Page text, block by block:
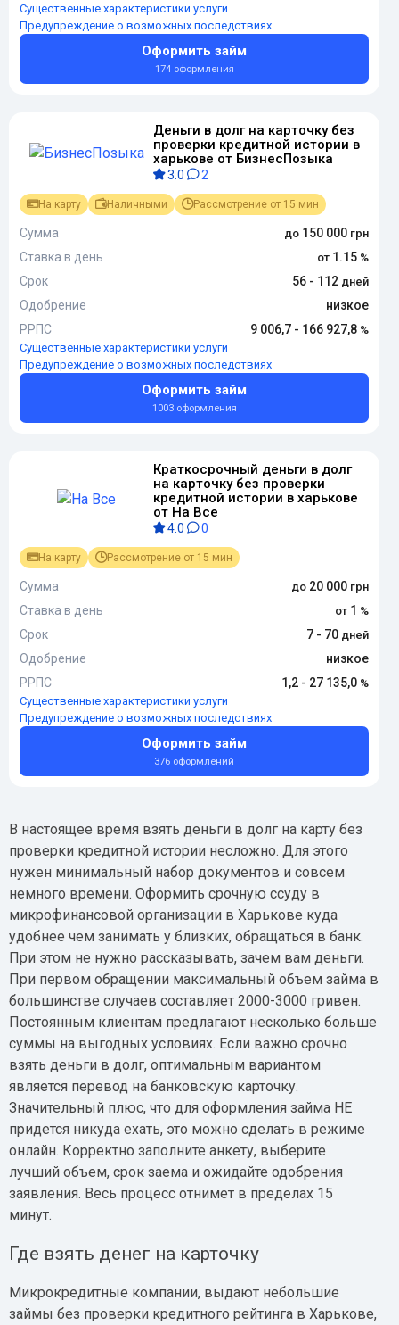
Существенные характеристики услуги
Предупреждение о возможных последствиях
Оформить займ
174 оформления
Деньги в долг на карточку без
проверки кредитной истории в
харькове от БизнесПозыка
3.0 2
На карту Наличными Рассмотрение от 15 мин
Сумма
150 000
Ставка в день
1.15
Срок
56 - 112
Одобрение
низкое
РРПС
9 006,7 - 166 927,8
Существенные характеристики услуги
Предупреждение о возможных последствиях
Оформить займ
1003 оформления
Краткосрочный деньги в долг
на карточку без проверки
кредитной истории в харькове
от На Все
4.0 0
На карту Рассмотрение от 15 мин
Сумма
20 000
Ставка в день
1
Срок
7 - 70
Одобрение
низкое
РРПС
1,2 - 27 135,0
Существенные характеристики услуги
Предупреждение о возможных последствиях
Оформить займ
376 оформлений
В настоящее время взять деньги в долг на карту без
проверки кредитной истории несложно. Для этого
нужен минимальный набор документов и совсем
немного времени. Оформить срочную ссуду в
микрофинансовой организации в Харькове куда
удобнее чем занимать у близких, обращаться в банк.
При этом не нужно рассказывать, зачем вам деньги.
При первом обращении максимальный объем займа в
большинстве случаев составляет 2000-3000 гривен.
Постоянным клиентам предлагают несколько больше
суммы на выгодных условиях. Если важно срочно
взять деньги в долг, оптимальным вариантом
является перевод на банковскую карточку.
Значительный плюс, что для оформления займа НЕ
придется никуда ехать, это можно сделать в режиме
онлайн. Корректно заполните анкету, выберите
лучший объем, срок заема и ожидайте одобрения
заявления. Весь процесс отнимет в пределах 15
минут.
Где взять денег на карточку
Микрокредитные компании, выдают небольшие
займы без проверки кредитного рейтинга в Харькове,